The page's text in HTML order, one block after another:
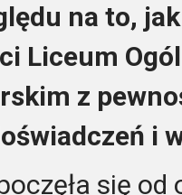
na to,
Liceum
z
i
się